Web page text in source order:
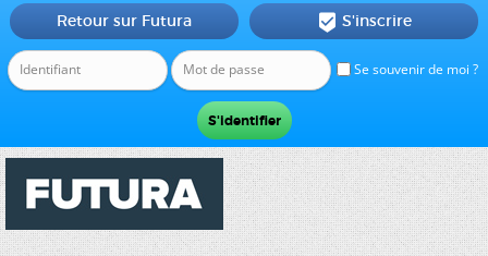
Se souvenir de moi ?
Retour sur Futura  S'inscrire